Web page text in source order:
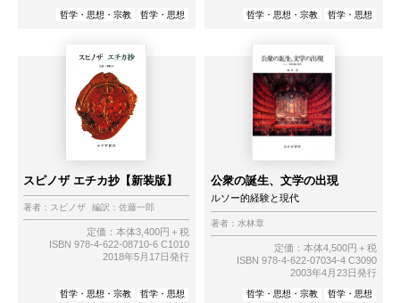
哲学・思想・宗教 哲学・思想 哲学・思想・宗教 哲学・思想
スピノザ エチカ抄【新装版】
著者： スピノザ 編訳： 佐藤一郎
定価：本体3,400円＋税
ISBN 978-4-622-08710-6 C1010
2018年5月17日発行
哲学・思想・宗教 哲学・思想
公衆の誕生、文学の出現
ルソー的経験と現代
著者： 水林章
定価：本体4,500円＋税
ISBN 978-4-622-07034-4 C3090
2003年4月23日発行
哲学・思想・宗教 哲学・思想